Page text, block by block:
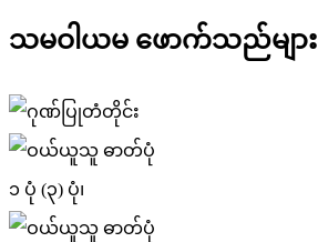
သမဝါယမ ဖောက်သည်များ